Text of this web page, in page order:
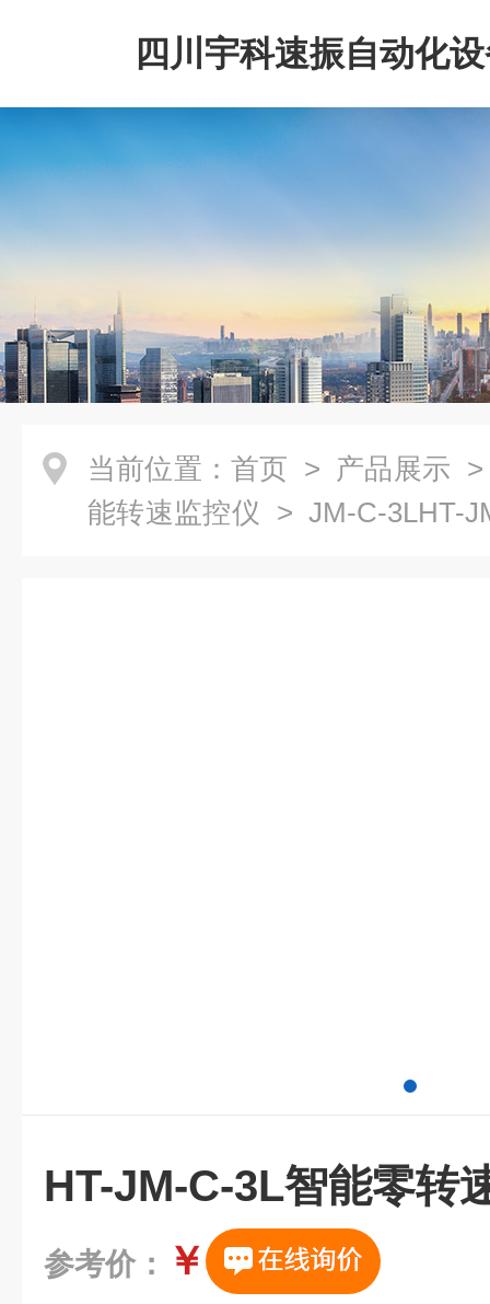
四川宇科速振自动化
公司
当前位置： 首页 > 产品展示
能转速监控仪 > JM-C-3LHT-
HT-JM-C-3L智能零转
参考价： ￥